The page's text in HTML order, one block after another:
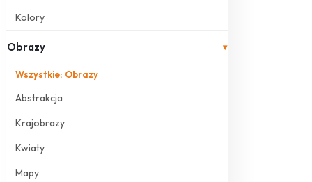
Kolory
Obrazy ▾
Wszystkie: Obrazy
Abstrakcja
Krajobrazy
Kwiaty
Mapy